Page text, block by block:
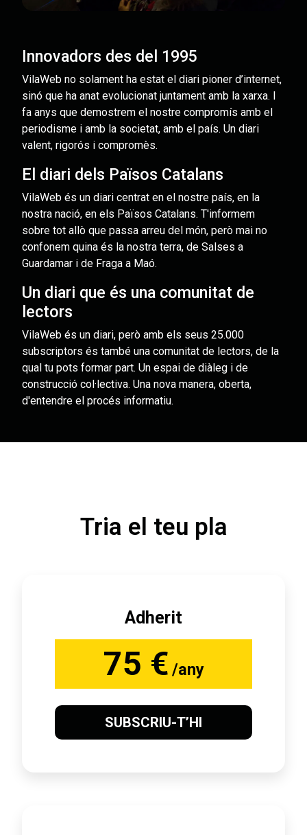
Innovadors des del 1995
VilaWeb no solament ha estat el diari pioner d’internet,
sinó que ha anat evolucionat juntament amb la xarxa. I
fa anys que demostrem el nostre compromís amb el
periodisme i amb la societat, amb el país. Un diari
valent, rigorós i compromès.
El diari dels Països Catalans
VilaWeb és un diari centrat en el nostre país, en la
nostra nació, en els Països Catalans. T'informem
sobre tot allò que passa arreu del món, però mai no
confonem quina és la nostra terra, de Salses a
Guardamar i de Fraga a Maó.
Un diari que és una comunitat de
lectors
VilaWeb és un diari, però amb els seus 25.000
subscriptors és també una comunitat de lectors, de la
qual tu pots formar part. Un espai de diàleg i de
construcció col·lectiva. Una nova manera, oberta,
d'entendre el procés informatiu.
Tria el teu pla
Adherit
75 € /any
SUBSCRIU-T’HI